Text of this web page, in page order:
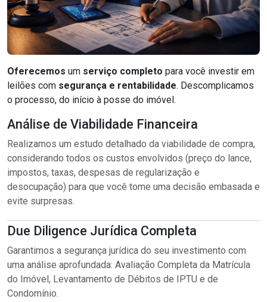
Oferecemos um serviço completo para você investir em
leilões com segurança e rentabilidade. Descomplicamos
o processo, do início à posse do imóvel.
Análise de Viabilidade Financeira
Realizamos um estudo detalhado da viabilidade de compra,
considerando todos os custos envolvidos (preço do lance,
impostos, taxas, despesas de regularização e
desocupação) para que você tome uma decisão embasada e
evite surpresas.
Due Diligence Jurídica Completa
Garantimos a segurança jurídica do seu investimento com
uma análise aprofundada: Avaliação Completa da Matrícula
do Imóvel, Levantamento de Débitos de IPTU e de
Condomínio.